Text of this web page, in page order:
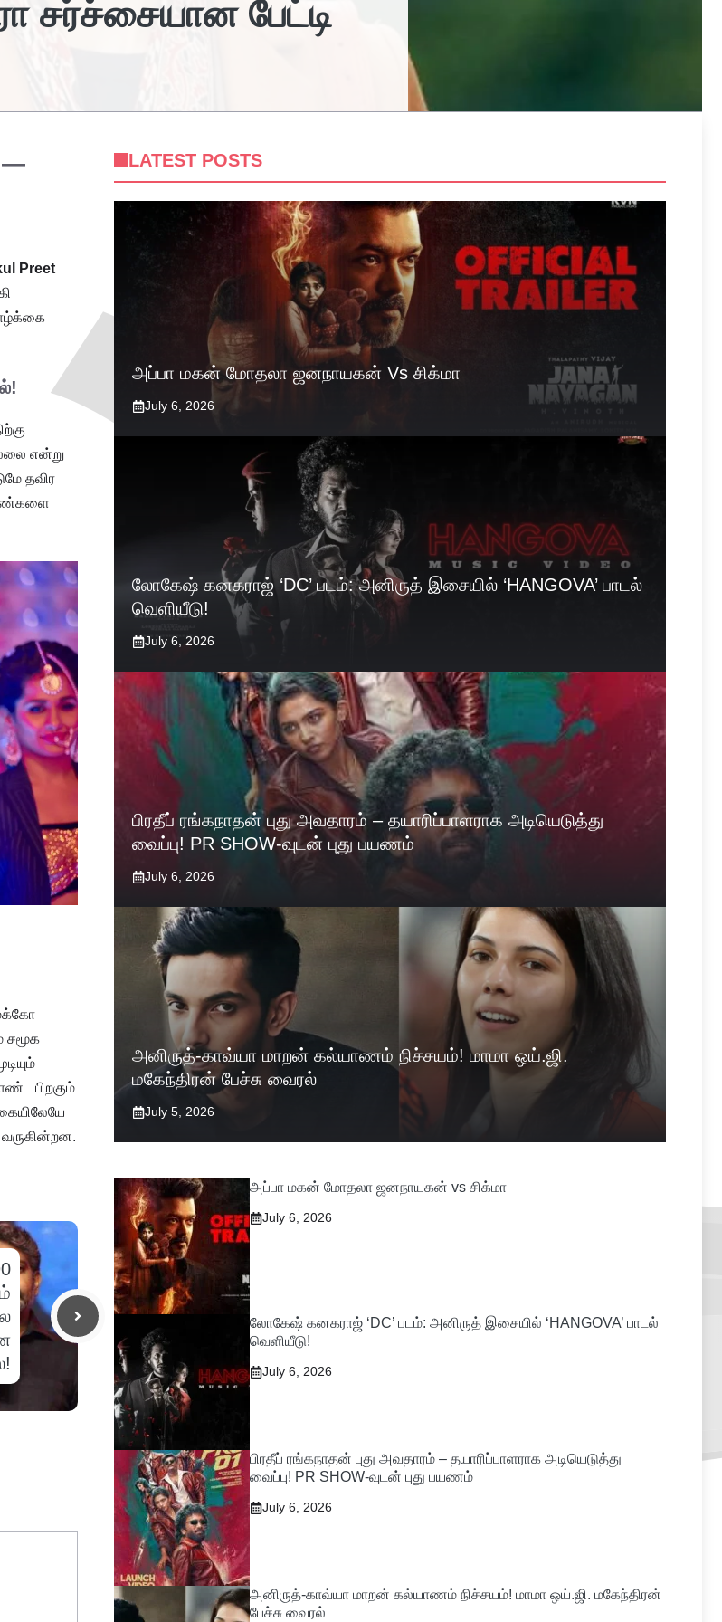
சர்ச்சையான பேட்டி
—
Preet
என்று
தவிர
சமூக
பிறகும்
வருகின்றன.
LATEST POSTS
அப்பா மகன் மோதலா ஜனநாயகன் Vs சிக்மா
July 6, 2026
லோகேஷ் கனகராஜ் ‘DC’ படம்: அனிருத் இசையில் ‘HANGOVA’ பாடல்
வெளியீடு!
July 6, 2026
பிரதீப் ரங்கநாதன் புது அவதாரம் – தயாரிப்பாளராக அடியெடுத்து
வைப்பு! PR SHOW-வுடன் புது பயணம்
July 6, 2026
அனிருத்-காவ்யா மாறன் கல்யாணம் நிச்சயம்! மாமா ஒய்.ஜி.
மகேந்திரன் பேச்சு வைரல்
July 5, 2026
அப்பா மகன் மோதலா ஜனநாயகன் vs சிக்மா
July 6, 2026
லோகேஷ் கனகராஜ் ‘DC’ படம்: அனிருத் இசையில் ‘HANGOVA’ பாடல்
வெளியீடு!
July 6, 2026
பிரதீப் ரங்கநாதன் புது அவதாரம் – தயாரிப்பாளராக அடியெடுத்து
வைப்பு! PR SHOW-வுடன் புது பயணம்
July 6, 2026
அனிருத்-காவ்யா மாறன் கல்யாணம் நிச்சயம்! மாமா ஒய்.ஜி. மகேந்திரன்
பேச்சு வைரல்